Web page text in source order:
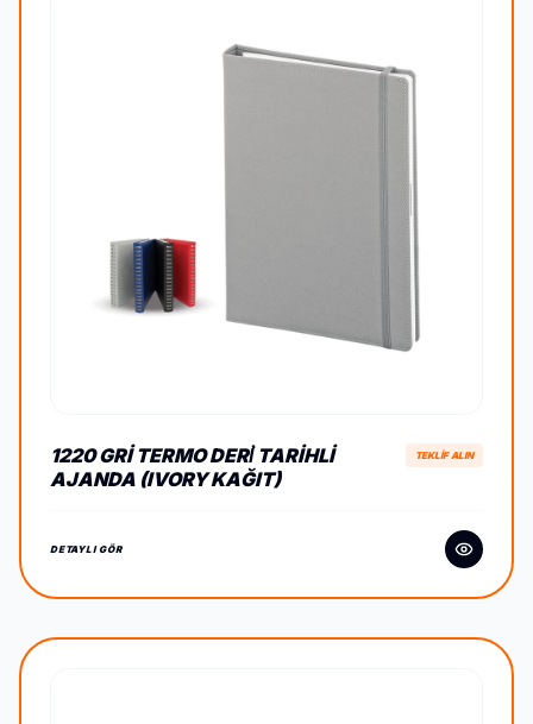
1220 GRI TERMO DERİ TARIHLI
AJANDA (IVORY KAĞIT)
TEKLİF ALIN
DETAYLI GÖR